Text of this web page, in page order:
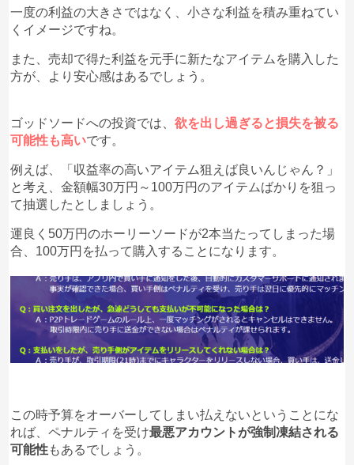
一度の利益の大きさではなく、小さな利益を積み重ねてい
くイメージですね。
また、売却で得た利益を元手に新たなアイテムを購入した
方が、より安心感はあるでしょう。
ゴッドソードへの投資では、欲を出し過ぎると損失を被る
可能性も高いです。
例えば、「収益率の高いアイテム狙えば良いんじゃん？」
と考え、金額幅30万円～100万円のアイテムばかりを狙っ
て抽選したとしましょう。
運良く50万円のホーリーソードが2本当たってしまった場
合、100万円を払って購入することになります。
この時予算をオーバーしてしまい払えないということにな
れば、ペナルティを受け最悪アカウントが強制凍結される
可能性もあるでしょう。